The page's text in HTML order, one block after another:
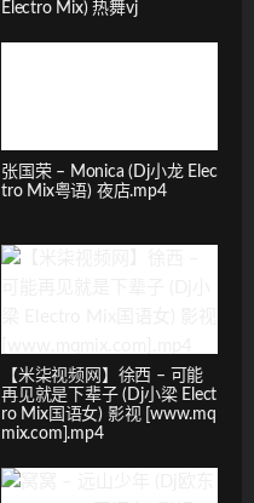
Electro Mix) 热舞vj
张国荣 – Monica (Dj小龙 Elec
tro Mix粤语) 夜店.mp4
【米柒视频网】徐西 – 可能
再见就是下辈子 (Dj小梁 Elect
ro Mix国语女) 影视 [www.mq
mix.com].mp4